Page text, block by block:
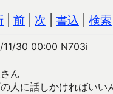
前 次 書込 検索
11/30 00:00 N703i
ん
人に話しかければいい